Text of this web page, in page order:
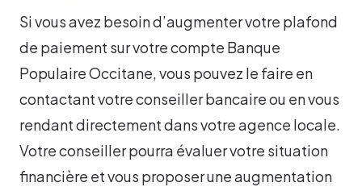
Si vous avez besoin d’augmenter votre plafond
de paiement sur votre compte Banque
Populaire Occitane, vous pouvez le faire en
contactant votre conseiller bancaire ou en vous
rendant directement dans votre agence locale.
Votre conseiller pourra évaluer votre situation
financière et vous proposer une augmentation